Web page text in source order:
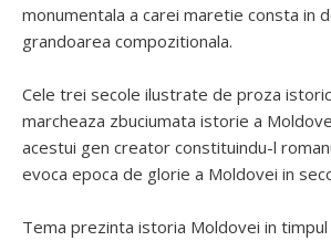
monumentala a carei maretie consta in
grandoarea compozitionala.
Cele trei secole ilustrate de proza
marcheaza zbuciumata istorie a
acestui gen creator constituindu-l
evoca epoca de glorie a Moldovei in
Tema prezinta istoria Moldovei in timpul